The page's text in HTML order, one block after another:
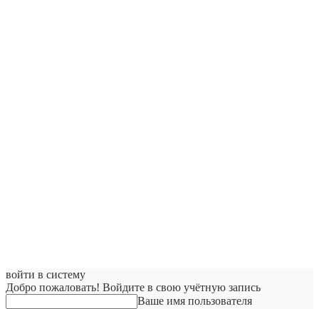
войти в систему
Добро пожаловать! Войдите в свою учётную запись
Ваше имя пользователя